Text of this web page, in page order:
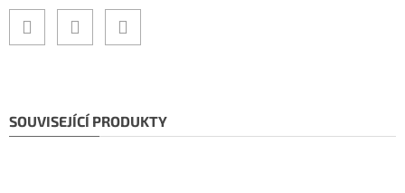
SOUVISEJÍCÍ PRODUKTY